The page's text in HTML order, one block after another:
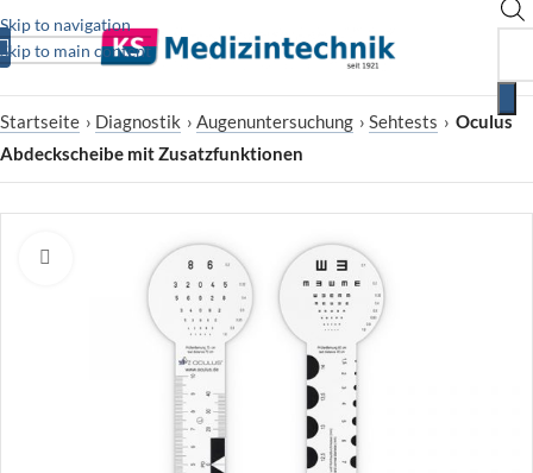
Skip to navigation
Skip to main content
Startseite › Diagnostik › Augenuntersuchung › Sehtests › Oculus
Abdeckscheibe mit Zusatzfunktionen
Zum Vergrößern klicken